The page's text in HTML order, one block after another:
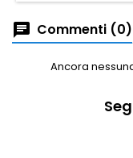
Commenti (0)
Ancora